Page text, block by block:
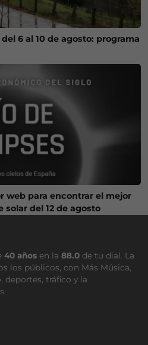
6 al 10 de agosto: programa
web para encontrar el mejor
del 12 de agosto
40 años en la 88.0 de tu dial. La
los públicos, con Más Música,
deportes, tráfico y la